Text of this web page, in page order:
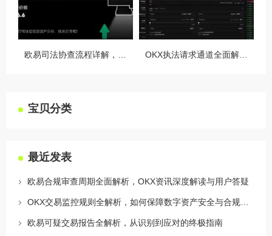
宝贝分类
最近发表
欧易合规审查周期全面解析，OKX资讯深度解读与用户答疑
欧易可疑交易报告全解析，从识别到应对的终极指南